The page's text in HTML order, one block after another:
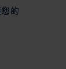
的